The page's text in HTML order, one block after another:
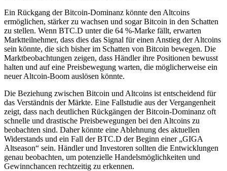
Ein Rückgang der Bitcoin-Dominanz könnte den Altcoins
ermöglichen, stärker zu wachsen und sogar Bitcoin in den Schatten
zu stellen. Wenn BTC.D unter die 64 %-Marke fällt, erwarten
Marktteilnehmer, dass dies das Signal für einen Anstieg der Altcoins
sein könnte, die sich bisher im Schatten von Bitcoin bewegen. Die
Marktbeobachtungen zeigen, dass Händler ihre Positionen bewusst
halten und auf eine Preisbewegung warten, die möglicherweise ein
neuer Altcoin-Boom auslösen könnte.
Die Beziehung zwischen Bitcoin und Altcoins ist entscheidend für
das Verständnis der Märkte. Eine Fallstudie aus der Vergangenheit
zeigt, dass nach deutlichen Rückgängen der Bitcoin-Dominanz oft
schnelle und drastische Preisbewegungen bei den Altcoins zu
beobachten sind. Daher könnte eine Ablehnung des aktuellen
Widerstands und ein Fall der BTC.D der Beginn einer „GIGA
Altseason“ sein. Händler und Investoren sollten die Entwicklungen
genau beobachten, um potenzielle Handelsmöglichkeiten und
Gewinnchancen rechtzeitig zu erkennen.